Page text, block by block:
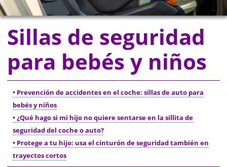
Sillas de seguridad
para bebés y niños
• Prevención de accidentes en el coche: sillas de auto para
bebés y niños
• ¿Qué hago si mi hijo no quiere sentarse en la sillita de
seguridad del coche o auto?
• Protege a tu hijo: usa el cinturón de seguridad también en
trayectos cortos